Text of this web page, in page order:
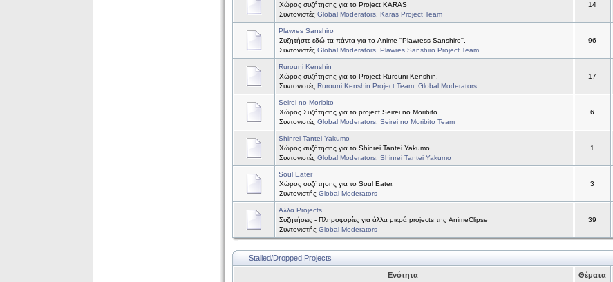
Χώρος συζήτησης για το Project KARAS
Συντονιστές Global Moderators, Karas Project Team
14
Plawres Sanshiro
Συζητήστε εδώ τα πάντα για το Anime ''Plawress Sanshiro''.
Συντονιστές Global Moderators, Plawres Sanshiro Project Team
96
Rurouni Kenshin
Χώρος συζήτησης για το Project Rurouni Kenshin.
Συντονιστές Rurouni Kenshin Project Team, Global Moderators
17
Seirei no Moribito
Χώρος Συζήτησης για το project Seirei no Moribito
Συντονιστές Global Moderators, Seirei no Moribito Team
6
Shinrei Tantei Yakumo
Χώρος συζήτησης για το Shinrei Tantei Yakumo.
Συντονιστές Global Moderators, Shinrei Tantei Yakumo
1
Soul Eater
Χώρος συζήτησης για το Soul Eater.
Συντονιστής Global Moderators
3
Άλλα Projects
Συζητήσεις - Πληροφορίες για άλλα μικρά projects της AnimeClipse
Συντονιστής Global Moderators
39
Stalled/Dropped Projects
Ενότητα Θέματα